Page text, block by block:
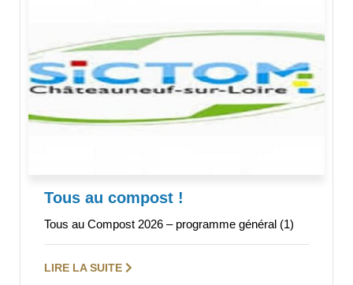
Tous au compost !
Tous au Compost 2026 – programme général (1)
LIRE LA SUITE